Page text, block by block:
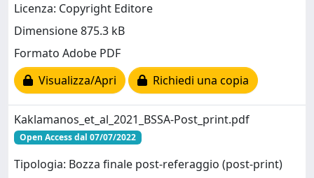
Licenza: Copyright Editore
Dimensione 875.3 kB
Formato Adobe PDF
Visualizza/Apri
Richiedi una copia
Kaklamanos_et_al_2021_BSSA-Post_print.pdf
Open Access dal 07/07/2022
Tipologia: Bozza finale post-referaggio (post-print)